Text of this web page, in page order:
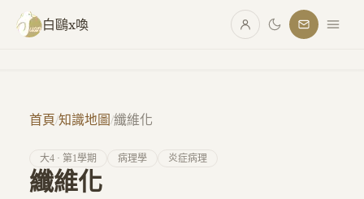
跳至主要內容
白鷗x喚
首頁/知識地圖/纖維化
大4 · 第1學期 病理學 炎症病理
纖維化